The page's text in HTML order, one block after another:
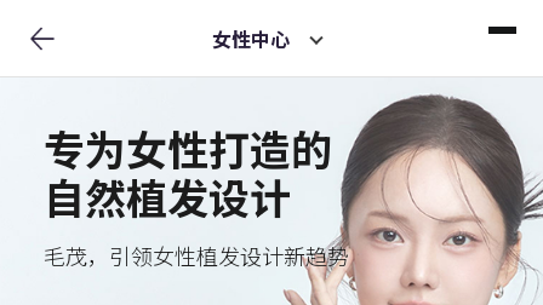
女性中心
专为女性打造的
自然植发设计
毛茂，引领女性植发设计新趋势